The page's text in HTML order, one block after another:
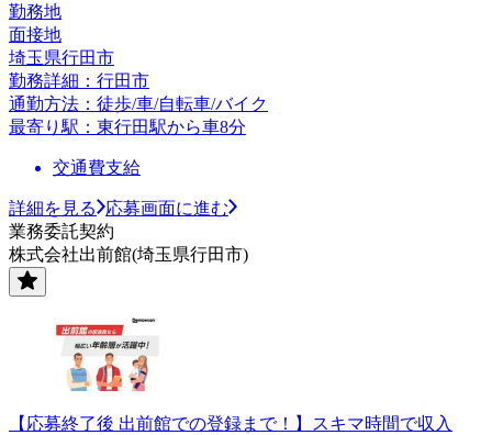
勤務地
面接地
埼玉県行田市
勤務詳細：行田市
通勤方法：徒歩/車/自転車/バイク
最寄り駅：東行田駅から車8分
交通費支給
詳細を見る
応募画面に進む
業務委託契約
株式会社出前館(埼玉県行田市)
【応募終了後 出前館での登録まで！】スキマ時間で収入